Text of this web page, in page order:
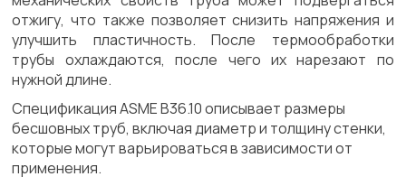
отжигу, что также позволяет снизить напряжения и
улучшить пластичность. После термообработки
трубы охлаждаются, после чего их нарезают по
нужной длине.
Спецификация ASME B36.10 описывает размеры
бесшовных труб, включая диаметр и толщину стенки,
которые могут варьироваться в зависимости от
применения.